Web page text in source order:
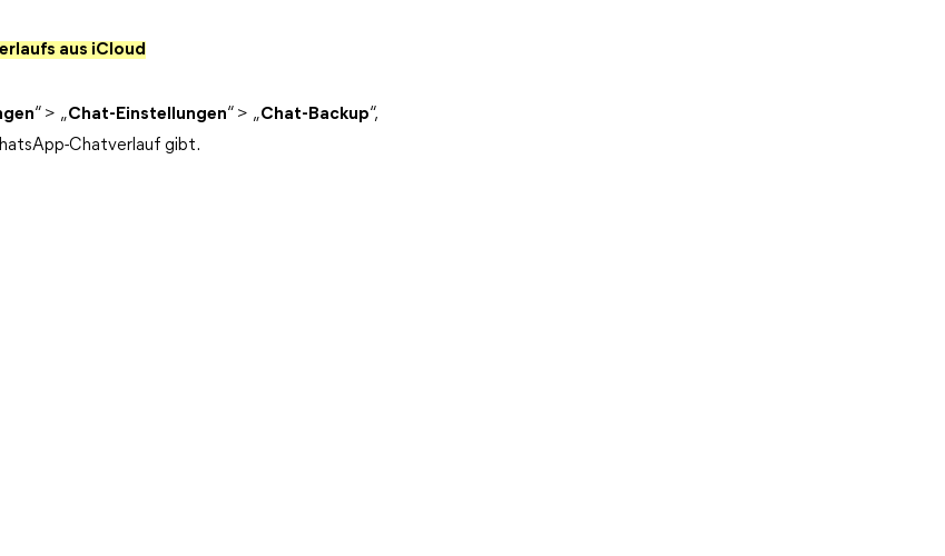
aus iCloud
“ > „Chat-Einstellungen“ > „Chat-Backup“,
Chatverlauf gibt.